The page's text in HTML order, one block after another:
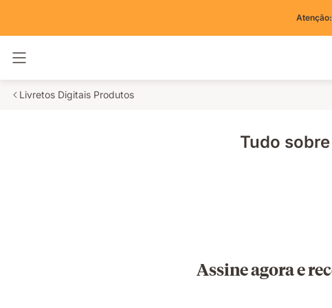
Livretos Digitais Produtos
Tudo
Assine agora e